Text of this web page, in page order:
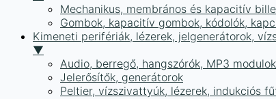
Mechanikus, membrános és kapacitív
Gombok, kapacitív gombok, kódolók,
Kimeneti perifériák, lézerek, jelgenerátorok,
▼
Audio, berregő, hangszórók, MP3
Jelerősítők, generátorok
Peltier, vízszivattyúk, lézerek, indukciós